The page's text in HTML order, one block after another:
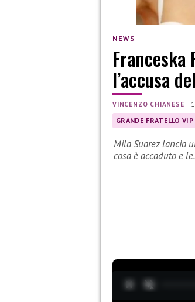
NEWS
Franceska
l’accusa
VINCENZO CHIANESE |
GRANDE FRATELLO VIP
Mila Suarez lancia
cosa è accaduto e